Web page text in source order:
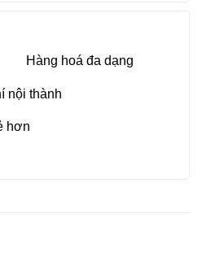
Hàng hoá đa dạng
nội thành
hơn